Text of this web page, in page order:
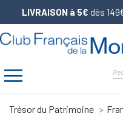
LIVRAISON à 5€ dès
Trésor du Patrimoine